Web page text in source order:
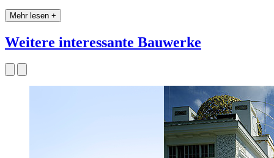
Mehr lesen +
Weitere interessante Bauwerke